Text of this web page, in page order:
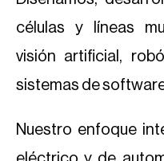
células y líneas
visión artificial,
sistemas de
Nuestro enfoque